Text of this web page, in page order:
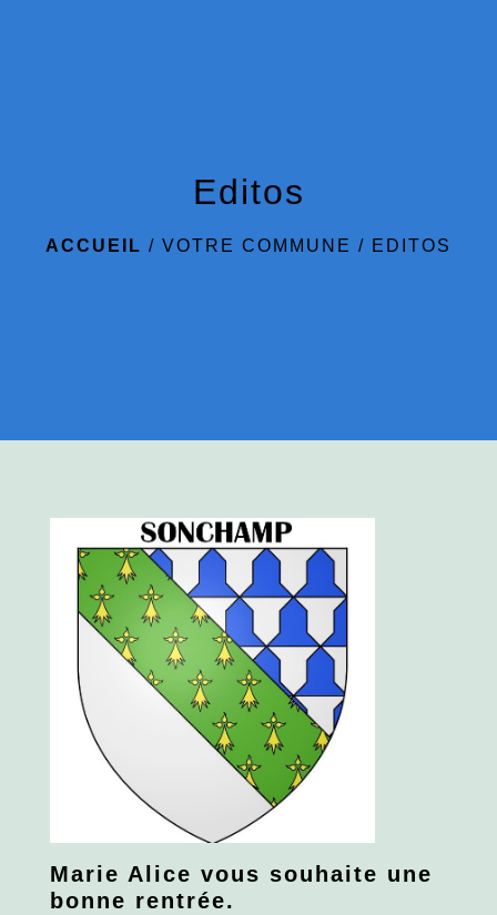
Editos
ACCUEIL / VOTRE COMMUNE / EDITOS
Marie Alice vous souhaite une
bonne rentrée.